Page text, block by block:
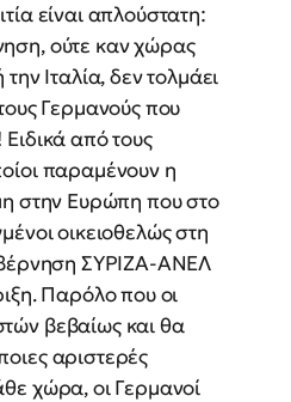
είναι απλούστατη:
ούτε καν χώρας
Ιταλία, δεν τολμάει
Γερμανούς που
από τους
παραμένουν η
στην Ευρώπη που στο
οικειοθελώς στη
ΣΥΡΙΖΑ-ΑΝΕΛ
Παρόλο που οι
βεβαίως και θα
αριστερές
χώρα, οι Γερμανοί